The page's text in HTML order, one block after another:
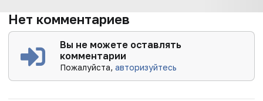
Нет комментариев
Вы не можете оставлять
комментарии
Пожалуйста,авторизуйтесь